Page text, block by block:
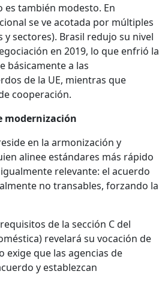
también modesto. En
se ve acotada por múltiples
sectores). Brasil redujo su nivel
en 2019, lo que enfrió la
básicamente a las
de la UE, mientras que
cooperación.
modernización
en la armonización y
alinee estándares más rápido
relevante: el acuerdo
no transables, forzando la
de la sección C del
revelará su vocación de
que las agencias de
y establezcan